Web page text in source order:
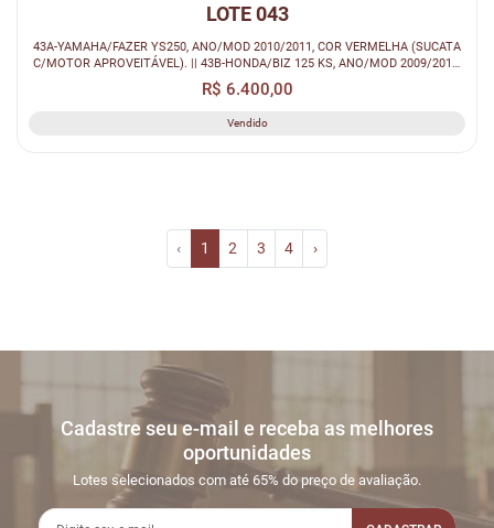
LOTE 043
43A-YAMAHA/FAZER YS250, ANO/MOD 2010/2011, COR VERMELHA (SUCATA
C/MOTOR APROVEITÁVEL). || 43B-HONDA/BIZ 125 KS, ANO/MOD 2009/2010,
COR VERME...
R$ 6.400,00
Vendido
‹ 1 2 3 4 ›
Cadastre seu e-mail e receba as melhores
oportunidades
Lotes selecionados com até 65% do preço de avaliação.